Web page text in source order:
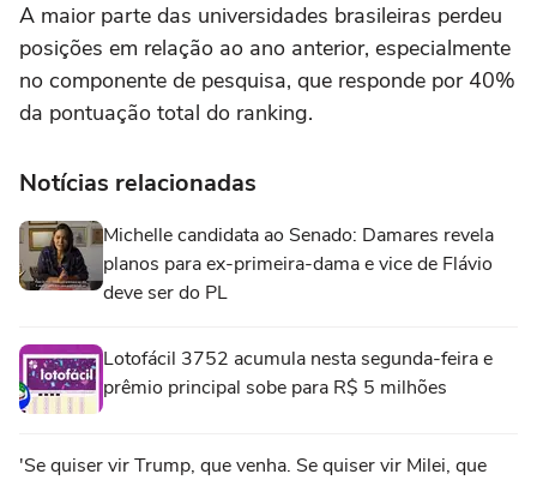
A maior parte das universidades brasileiras perdeu
posições em relação ao ano anterior, especialmente
no componente de pesquisa, que responde por 40%
da pontuação total do ranking.
Notícias relacionadas
Michelle candidata ao Senado: Damares revela
planos para ex-primeira-dama e vice de Flávio
deve ser do PL
Lotofácil 3752 acumula nesta segunda-feira e
prêmio principal sobe para R$ 5 milhões
'Se quiser vir Trump, que venha. Se quiser vir Milei, que